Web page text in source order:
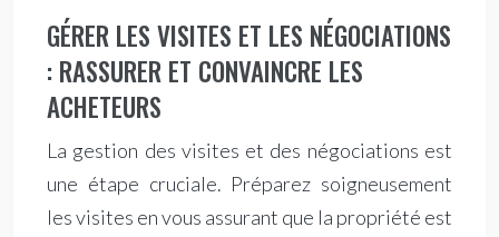
GÉRER LES VISITES ET LES NÉGOCIATIONS
: RASSURER ET CONVAINCRE LES
ACHETEURS
La gestion des visites et des négociations est
une étape cruciale. Préparez soigneusement
les visites en vous assurant que la propriété est